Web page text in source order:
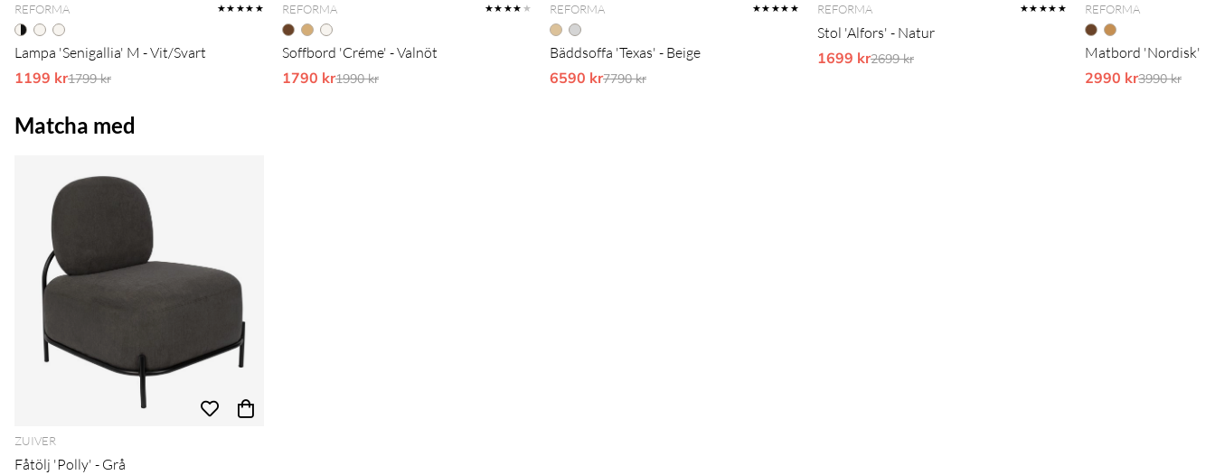
REFORMA ★★★★★
Lampa 'Senigallia' M - Vit/Svart
1199 krOrdinarie pris:
1799 kr
REFORMA ★★★★ ★
Soffbord 'Créme' - Valnöt
1790 krOrdinarie pris:
1990 kr
REFORMA ★★★★★
Bäddsoffa 'Texas' - Beige
6590 krOrdinarie pris:
7790 kr
REFORMA ★★★★★
Stol 'Alfors' - Natur
1699 krOrdinarie pris:
2699 kr
REFORMA
Matbord 'Nordisk'
2990 krOrdinarie
3990 kr
Matcha med
ZUIVER
Fåtölj 'Polly' - Grå